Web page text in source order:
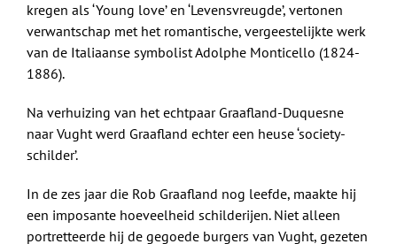
kregen als ‘Young love’ en ‘Levensvreugde’, vertonen
verwantschap met het romantische, vergeestelijkte werk
van de Italiaanse symbolist Adolphe Monticello (1824-
1886).
Na verhuizing van het echtpaar Graafland-Duquesne
naar Vught werd Graafland echter een heuse ‘society-
schilder’.
In de zes jaar die Rob Graafland nog leefde, maakte hij
een imposante hoeveelheid schilderijen. Niet alleen
portretteerde hij de gegoede burgers van Vught, gezeten